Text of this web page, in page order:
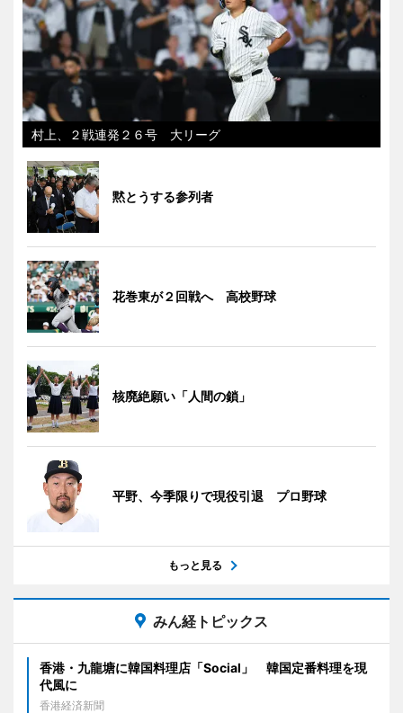
村上、２戦連発２６号 大リーグ
黙とうする参列者
花巻東が２回戦へ 高校野球
核廃絶願い「人間の鎖」
平野、今季限りで現役引退 プロ野球
もっと見る
みん経トピックス
香港・九龍塘に韓国料理店「Social」 韓国定番料理を現
代風に
香港経済新聞